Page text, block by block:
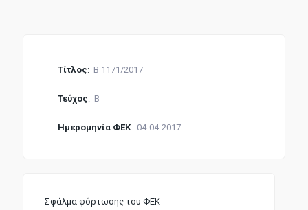
Σφάλμα φόρτωσης του ΦΕΚ
Τίτλος: Β 1171/2017
Τεύχος: Β
Ημερομηνία ΦΕΚ: 04-04-2017